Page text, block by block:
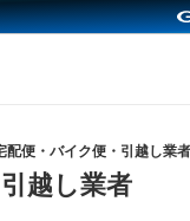
配便・バイク便・引越し業者
越し業者